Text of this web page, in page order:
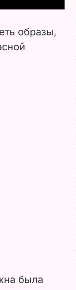
образы,
была